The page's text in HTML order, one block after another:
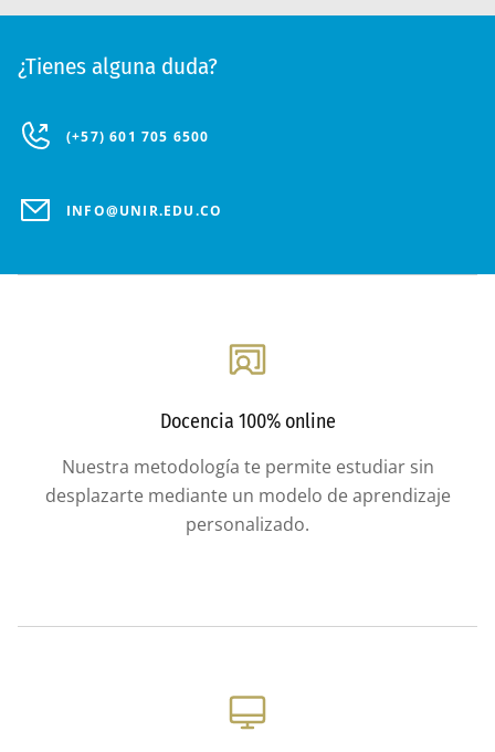
¿Tienes alguna duda?
(+57) 601 705 6500
INFO@UNIR.EDU.CO
Docencia 100% online
Nuestra metodología te permite estudiar sin
desplazarte mediante un modelo de aprendizaje
personalizado.